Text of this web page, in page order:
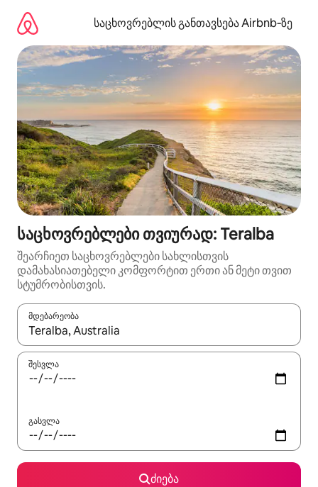
გადასვლა
საცხოვრებლის განთავსება Airbnb‑ზე
საცხოვრებლები თვიურად: Teralba
შეარჩიეთ საცხოვრებლები სახლისთვის
დამახასიათებელი კომფორტით ერთი ან მეტი თვით
სტუმრობისთვის.
მდებარეობა
როცა შედეგები ხელმისაწვდომი გახდება, ნავიგაციისთვის
შესვლა
გასვლა
ძიება